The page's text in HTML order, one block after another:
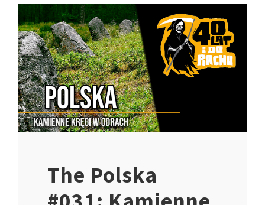
The Polska